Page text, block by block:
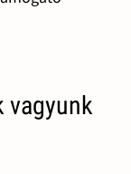
vagyunk